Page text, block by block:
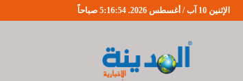
الإثنين 10 آب / أغسطس 2026. 5:16:55 صباحاً